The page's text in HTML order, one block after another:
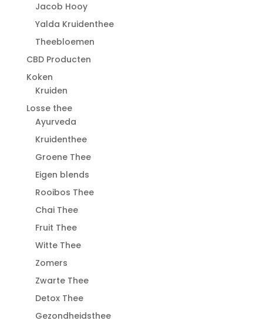
Jacob Hooy
Yalda Kruidenthee
Theebloemen
CBD Producten
Koken
Kruiden
Losse thee
Ayurveda
Kruidenthee
Groene Thee
Eigen blends
Rooibos Thee
Chai Thee
Fruit Thee
Witte Thee
Zomers
Zwarte Thee
Detox Thee
Gezondheidsthee